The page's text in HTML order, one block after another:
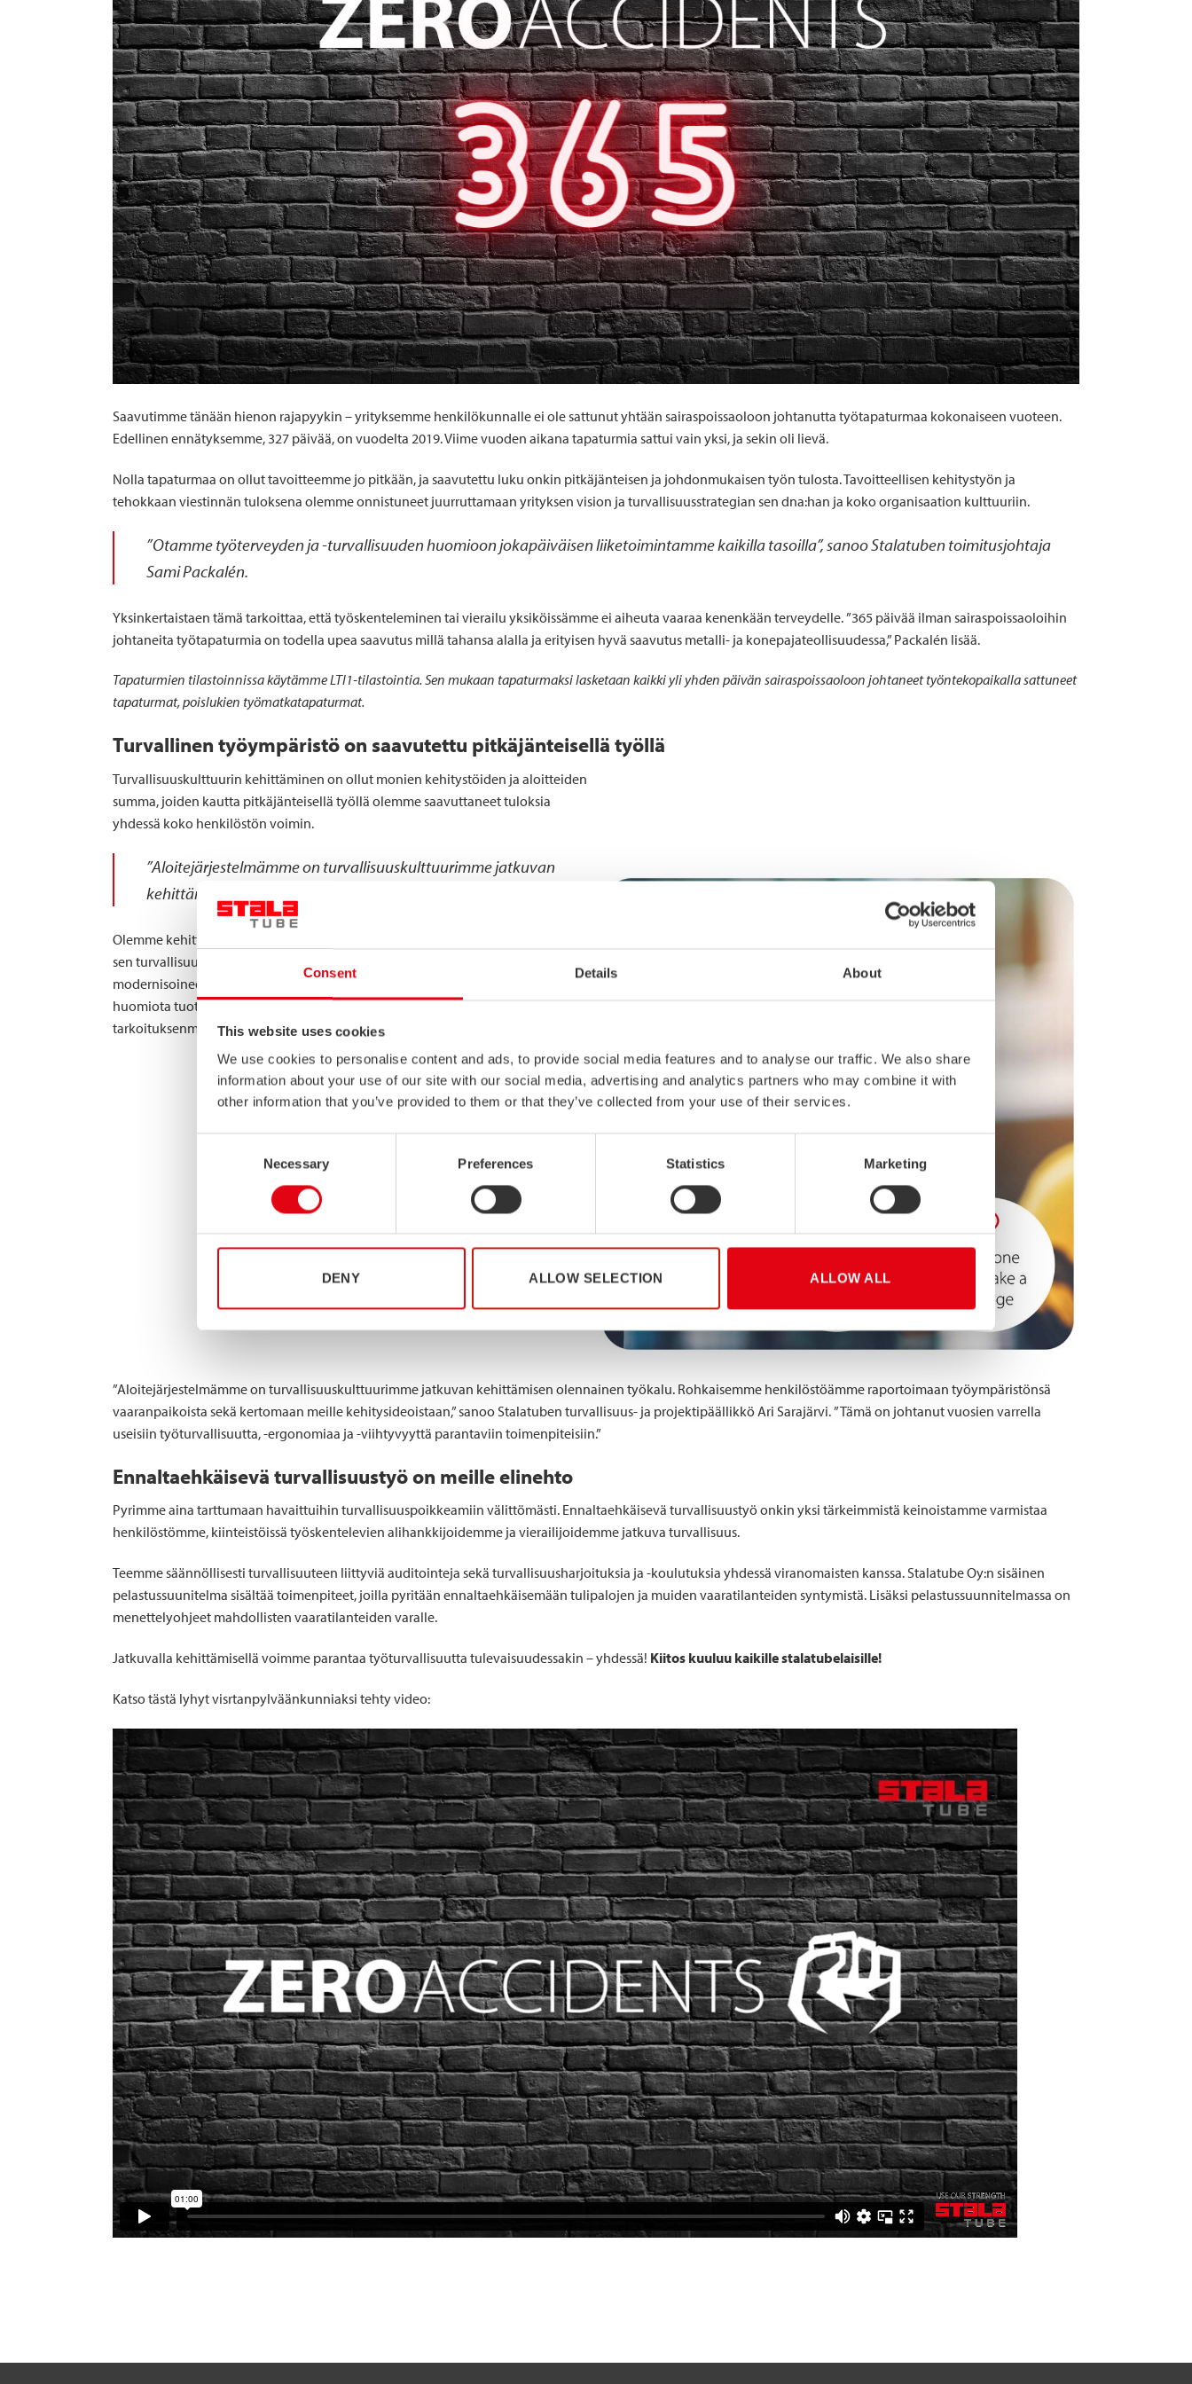
Consent Details About
This website uses cookies
We use cookies to personalise content and ads, to provide social media features and to analyse our traffic. We also share
information about your use of our site with our social media, advertising and analytics partners who may combine it with
other information that you’ve provided to them or that they’ve collected from your use of their services.
Necessary Preferences Statistics Marketing
DENY ALLOW SELECTION ALLOW ALL
Saavutimme tänään hienon rajapyykin – yrityksemme henkilökunnalle ei ole sattunut yhtään sairaspoissaoloon johtanutta työtapaturmaa kokonaiseen vuoteen.
Edellinen ennätyksemme, 327 päivää, on vuodelta 2019. Viime vuoden aikana tapaturmia sattui vain yksi, ja sekin oli lievä.
Nolla tapaturmaa on ollut tavoitteemme jo pitkään, ja saavutettu luku onkin pitkäjänteisen ja johdonmukaisen työn tulosta. Tavoitteellisen kehitystyön ja
tehokkaan viestinnän tuloksena olemme onnistuneet juurruttamaan yrityksen vision ja turvallisuusstrategian sen dna:han ja koko organisaation kulttuuriin.
”Otamme työterveyden ja -turvallisuuden huomioon jokapäiväisen liiketoimintamme kaikilla tasoilla”, sanoo Stalatuben toimitusjohtaja
Sami Packalén.
Yksinkertaistaen tämä tarkoittaa, että työskenteleminen tai vierailu yksiköissämme ei aiheuta vaaraa kenenkään terveydelle. ”365 päivää ilman sairaspoissaoloihin
johtaneita työtapaturmia on todella upea saavutus millä tahansa alalla ja erityisen hyvä saavutus metalli- ja konepajateollisuudessa,” Packalén lisää.
Tapaturmien tilastoinnissa käytämme LTI1-tilastointia. Sen mukaan tapaturmaksi lasketaan kaikki yli yhden päivän sairaspoissaoloon johtaneet työntekopaikalla sattuneet
tapaturmat, poislukien työmatkatapaturmat.
Turvallinen työympäristö on saavutettu pitkäjänteisellä työllä
Turvallisuuskulttuurin kehittäminen on ollut monien kehitystöiden ja aloitteiden
summa, joiden kautta pitkäjänteisellä työllä olemme saavuttaneet tuloksia
yhdessä koko henkilöstön voimin.
”Aloitejärjestelmämme on turvallisuuskulttuurimme jatkuvan
kehittämisen olennainen työkalu.”
Olemme kehittäneet työturvallisuutta muun muassa useiden työympäristöön ja
sen turvallisuuteen kohdistettujen kehitysprojektien avulla: olemme esimerkiksi
modernisoineet tuotantolaitteistoamme ja työkalujamme, sekä kiinnittäneet
huomiota tuotantotilojen siisteyteen, melutasoon ja suojavarusteiden
tarkoituksenmukaiseen käyttöön.
”Aloitejärjestelmämme on turvallisuuskulttuurimme jatkuvan kehittämisen olennainen työkalu. Rohkaisemme henkilöstöämme raportoimaan työympäristönsä
vaaranpaikoista sekä kertomaan meille kehitysideoistaan,” sanoo Stalatuben turvallisuus- ja projektipäällikkö Ari Sarajärvi. ”Tämä on johtanut vuosien varrella
useisiin työturvallisuutta, -ergonomiaa ja -viihtyvyyttä parantaviin toimenpiteisiin.”
Ennaltaehkäisevä turvallisuustyö on meille elinehto
Pyrimme aina tarttumaan havaittuihin turvallisuuspoikkeamiin välittömästi. Ennaltaehkäisevä turvallisuustyö onkin yksi tärkeimmistä keinoistamme varmistaa
henkilöstömme, kiinteistöissä työskentelevien alihankkijoidemme ja vierailijoidemme jatkuva turvallisuus.
Teemme säännöllisesti turvallisuuteen liittyviä auditointeja sekä turvallisuusharjoituksia ja -koulutuksia yhdessä viranomaisten kanssa. Stalatube Oy:n sisäinen
pelastussuunitelma sisältää toimenpiteet, joilla pyritään ennaltaehkäisemään tulipalojen ja muiden vaaratilanteiden syntymistä. Lisäksi pelastussuunnitelmassa on
menettelyohjeet mahdollisten vaaratilanteiden varalle.
Jatkuvalla kehittämisellä voimme parantaa työturvallisuutta tulevaisuudessakin – yhdessä! Kiitos kuuluu kaikille stalatubelaisille!
Katso tästä lyhyt visrtanpylväänkunniaksi tehty video: